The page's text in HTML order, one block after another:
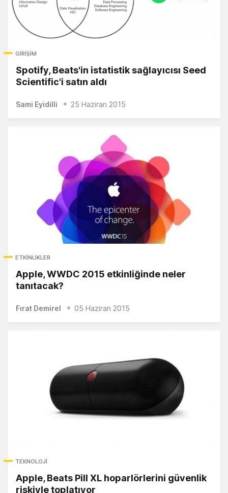
GIRIŞIM
Spotify, Beats'in istatistik sağlayıcısı Seed
Scientific'i satın aldı
Sami Eyidilli 25 Haziran 2015
ETKINLIKLER
Apple, WWDC 2015 etkinliğinde neler
tanıtacak?
Fırat Demirel 05 Haziran 2015
TEKNOLOJI
Apple, Beats Pill XL hoparlörlerini güvenlik
riskiyle toplatıyor